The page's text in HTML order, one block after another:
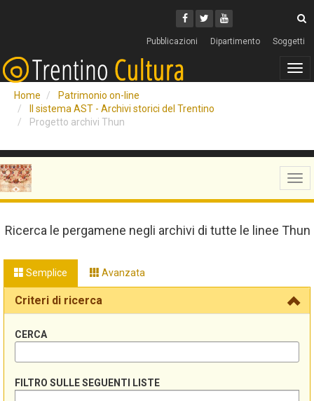
Facebook
Twitter
Youtube
Pubblicazioni Dipartimento Soggetti
Home
Patrimonio on-line
Il sistema AST - Archivi storici del Trentino
Progetto archivi Thun
Ricerca le pergamene negli archivi di tutte le linee Thun
Semplice Avanzata
Criteri di ricerca
CERCA
FILTRO SULLE SEGUENTI LISTE